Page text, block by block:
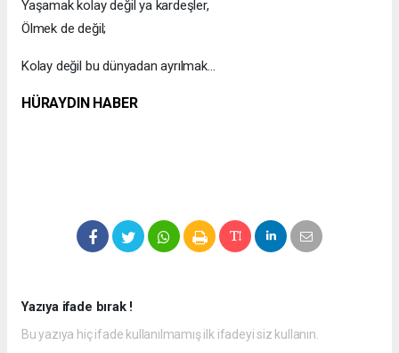
Yaşamak kolay değil ya kardeşler,
Ölmek de değil;
Kolay değil bu dünyadan ayrılmak…
HÜRAYDIN HABER
Yazıya ifade bırak !
Bu yazıya hiç ifade kullanılmamış ilk ifadeyi siz kullanın.